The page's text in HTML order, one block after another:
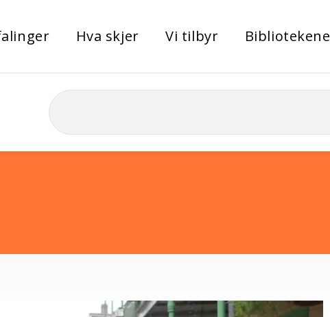
Hva skjer Vi tilbyr Bibliotekene